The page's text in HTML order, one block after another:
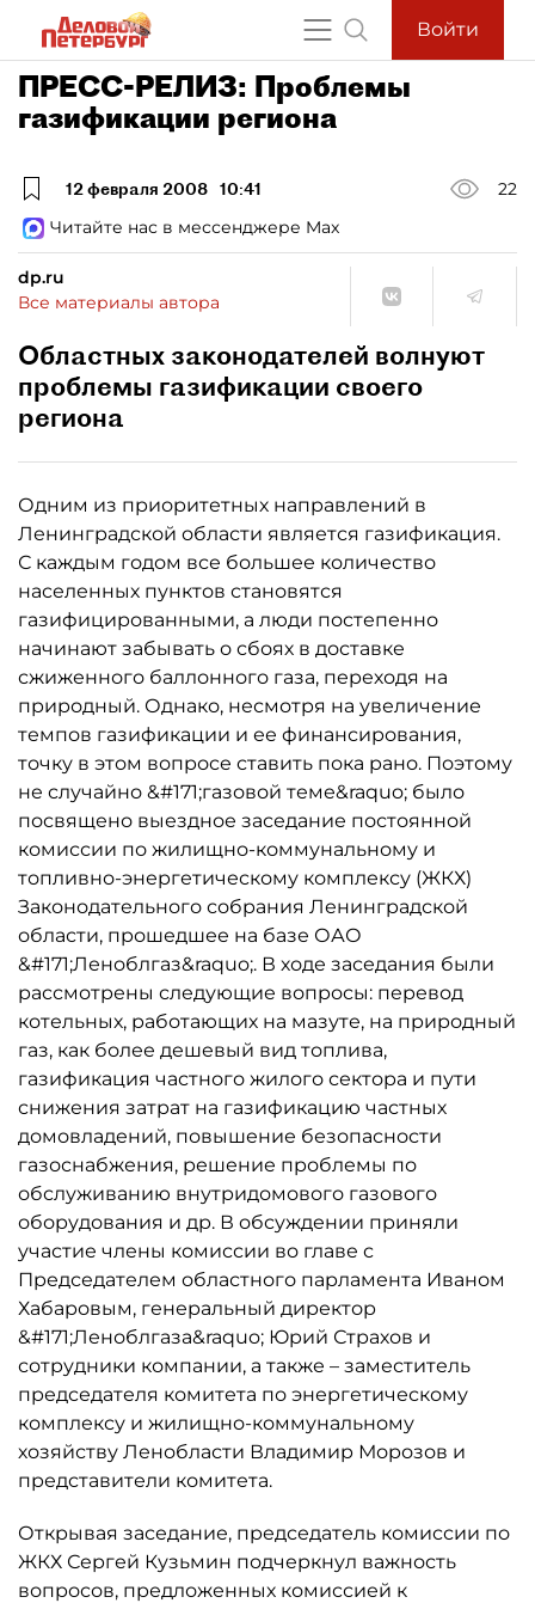
Войти
ПРЕСС-РЕЛИЗ: Проблемы
газификации региона
12 февраля 2008 10:41
22
Читайте нас в мессенджере Max
dp.ru
Все материалы автора
Областных законодателей волнуют
проблемы газификации своего
региона
Одним из приоритетных направлений в
Ленинградской области является газификация.
С каждым годом все большее количество
населенных пунктов становятся
газифицированными, а люди постепенно
начинают забывать о сбоях в доставке
сжиженного баллонного газа, переходя на
природный. Однако, несмотря на увеличение
темпов газификации и ее финансирования,
точку в этом вопросе ставить пока рано. Поэтому
не случайно &#171;газовой теме&raquo; было
посвящено выездное заседание постоянной
комиссии по жилищно-коммунальному и
топливно-энергетическому комплексу (ЖКХ)
Законодательного собрания Ленинградской
области, прошедшее на базе ОАО
&#171;Леноблгаз&raquo;. В ходе заседания были
рассмотрены следующие вопросы: перевод
котельных, работающих на мазуте, на природный
газ, как более дешевый вид топлива,
газификация частного жилого сектора и пути
снижения затрат на газификацию частных
домовладений, повышение безопасности
газоснабжения, решение проблемы по
обслуживанию внутридомового газового
оборудования и др. В обсуждении приняли
участие члены комиссии во главе с
Председателем областного парламента Иваном
Хабаровым, генеральный директор
&#171;Леноблгаза&raquo; Юрий Страхов и
сотрудники компании, а также – заместитель
председателя комитета по энергетическому
комплексу и жилищно-коммунальному
хозяйству Ленобласти Владимир Морозов и
представители комитета.
Открывая заседание, председатель комиссии по
ЖКХ Сергей Кузьмин подчеркнул важность
вопросов, предложенных комиссией к